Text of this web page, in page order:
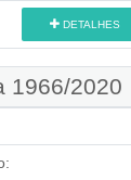
DETALHES
1966/2020